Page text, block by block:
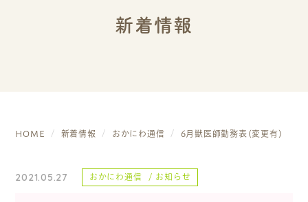
新着情報
HOME 新着情報 おかにわ通信 6月獣医師勤務表(変更有)
2021.05.27 おかにわ通信 お知らせ